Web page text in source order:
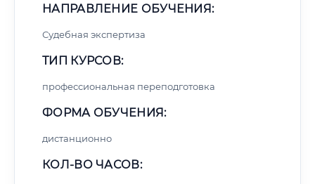
НАПРАВЛЕНИЕ ОБУЧЕНИЯ:
Судебная экспертиза
ТИП КУРСОВ:
профессиональная переподготовка
ФОРМА ОБУЧЕНИЯ:
дистанционно
КОЛ-ВО ЧАСОВ: